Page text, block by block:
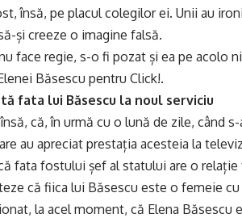
însă, pe placul colegilor ei. Unii au
și creeze o imagine falsă.
face regie, s-o fi pozat și ea pe acolo
Băsescu pentru Click!.
fata lui Băsescu la noul serviciu
că, în urmă cu o lună de zile, când
au apreciat prestația acesteia la
fata fostului șef al statului are o
că fiica lui Băsescu este o femeie
la acel moment, că Elena Băsescu